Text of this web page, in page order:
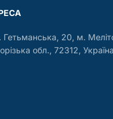
Гетьманська, 20, м.
обл., 72312, Україна